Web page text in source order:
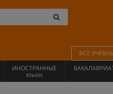
ВСЕ
ИНОСТРАННЫЕ
ЯЗЫКИ